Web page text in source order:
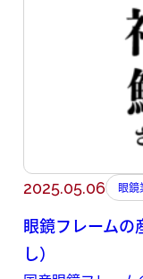
2025.05.06 眼鏡
眼鏡フレーム
し）